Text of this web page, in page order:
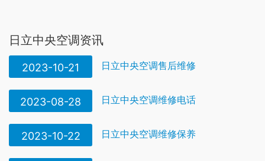
日立中央空调资讯
2023-10-21 日立中央空调售后维修
2023-08-28 日立中央空调维修电话
2023-10-22 日立中央空调维修保养